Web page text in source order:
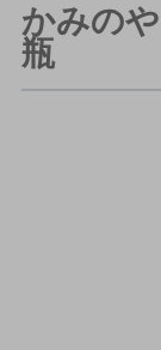
かみの
瓶